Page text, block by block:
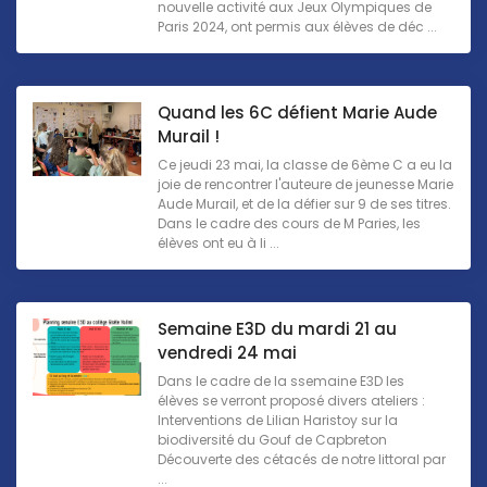
nouvelle activité aux Jeux Olympiques de
Paris 2024, ont permis aux élèves de déc ...
Quand les 6C défient Marie Aude
Murail !
Ce jeudi 23 mai, la classe de 6ème C a eu la
joie de rencontrer l'auteure de jeunesse Marie
Aude Murail, et de la défier sur 9 de ses titres.
Dans le cadre des cours de M Paries, les
élèves ont eu à li ...
Semaine E3D du mardi 21 au
vendredi 24 mai
Dans le cadre de la ssemaine E3D les
élèves se verront proposé divers ateliers :
Interventions de Lilian Haristoy sur la
biodiversité du Gouf de Capbreton
Découverte des cétacés de notre littoral par
...